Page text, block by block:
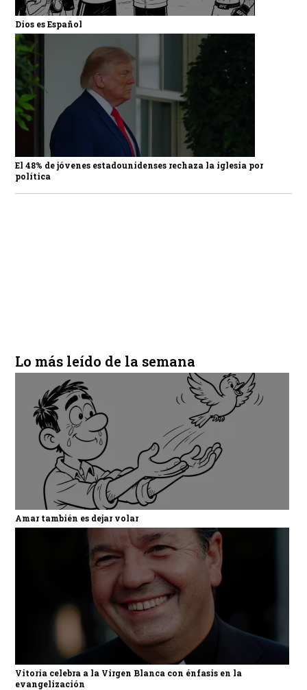
Dios es Español
El 48% de jóvenes estadounidenses rechaza la iglesia por
política
Lo más leído de la semana
Amar también es dejar volar
Vitoria celebra a la Virgen Blanca con énfasis en la
evangelización